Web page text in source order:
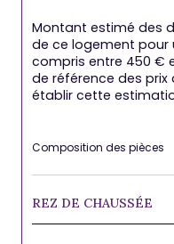
Montant estimé des
de ce logement pour
compris entre 450 €
de référence des prix
établir cette
Composition des pièces
REZ DE CHAUSSÉE